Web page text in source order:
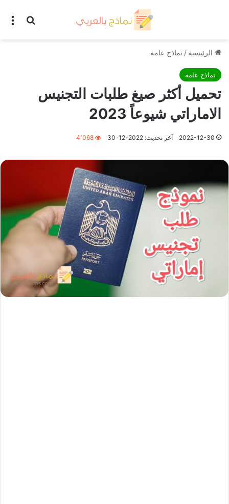
بحث
الرئيسية / نماذج عامة
نماذج عامة
تحميل أكثر صيغ طلبات التجنيس
الاماراتي شيوعاً 2023
2022-12-30 آخر تحديث: 2022-12-30 4٬068